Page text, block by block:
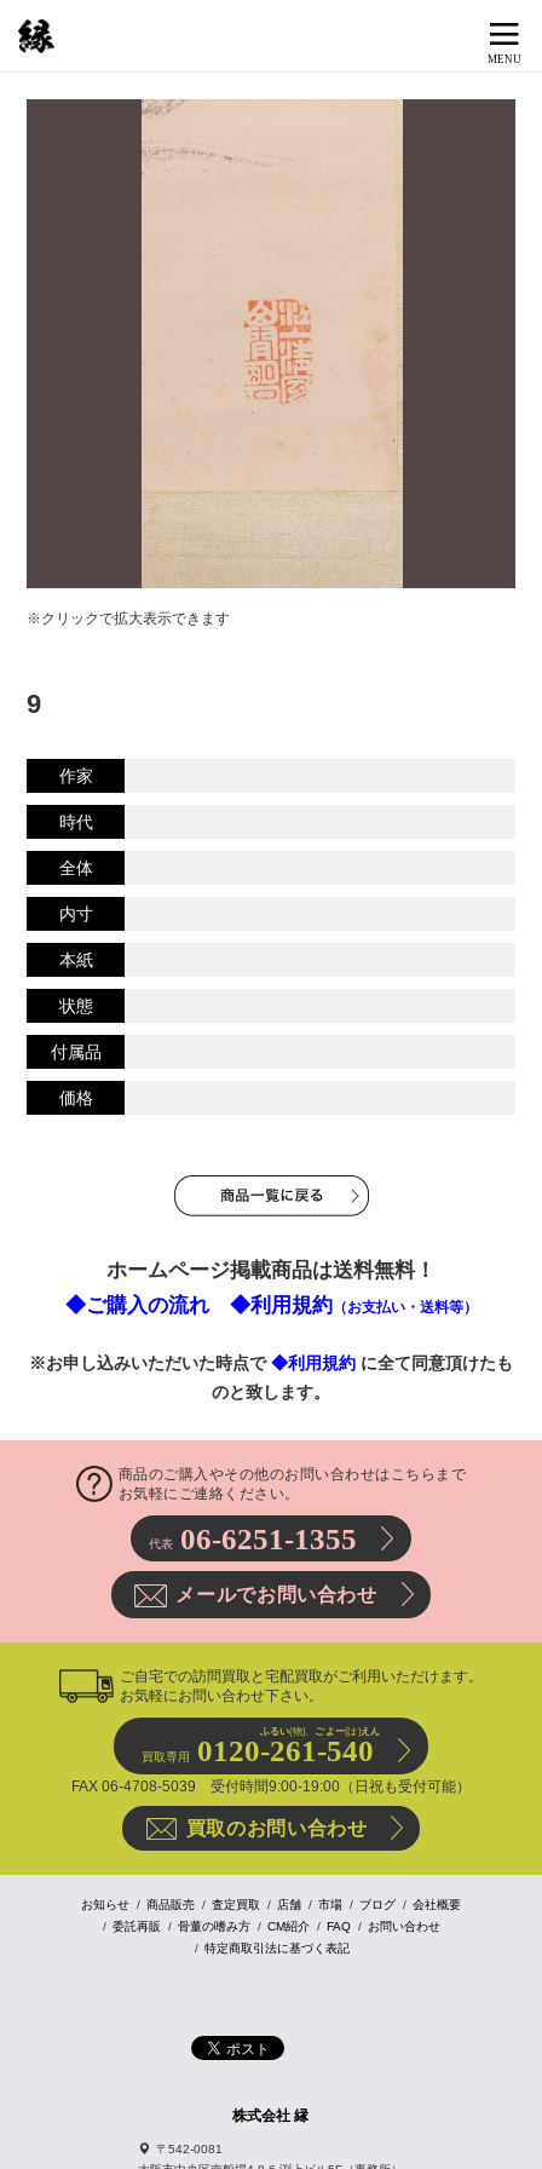
※クリックで拡大表示できます
9
作家
時代
全体
内寸
本紙
状態
付属品
価格
ホームページ掲載商品は送料無料！
◆ご購入の流れ
◆利用規約 （お支払い・送料等）
※お申し込みいただいた時点で◆利用規約 に全て同意頂けたも
のと致します。
商品のご購入やその他のお問い合わせはこちらまで
お気軽にご連絡ください。
代表 06-6251-1355
メールでお問い合わせ
ご自宅での訪問買取と宅配買取がご利用いただけます。
お気軽にお問い合わせ下さい。
ふるい(物)、 ごよー(は)えん
買取専用 0120-261-540
FAX 06-4708-5039 受付時間9:00-19:00（日祝も受付可能）
買取のお問い合わせ
お知らせ 商品販売 査定買取 店舗 市場 ブログ
会社概要
委託再販
骨董の嗜み方 CM紹介 FAQ
お問い合わせ
特定商取引法に基づく表記
株式会社 縁
〒542-0081